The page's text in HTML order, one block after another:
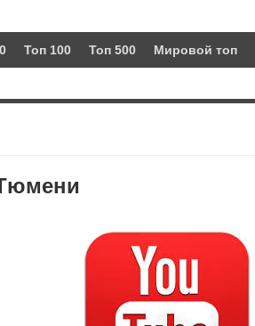
Топ 100 Топ 500 Мировой топ